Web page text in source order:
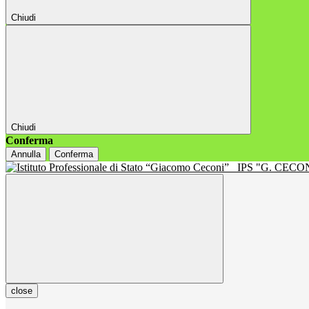
Chiudi
Chiudi
Conferma
Annulla Conferma
IPS "G.
close